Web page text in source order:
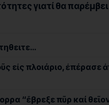
γιατί θα
εἰς πλοιάριο, ἐπέρασε
“ἔβρεξε πῦρ καί